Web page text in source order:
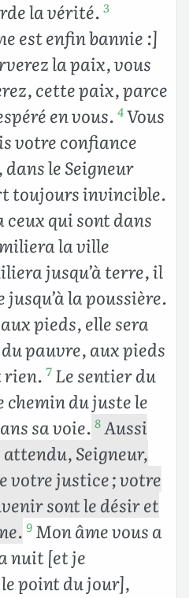
la vérité. 3
est enfin bannie :]
la paix, vous
cette paix, parce
en vous. 4Vous
votre confiance
dans le Seigneur
toujours invincible.
qui sont dans
la ville
jusqu’à terre, il
la poussière.
pieds, elle sera
pauvre, aux pieds
rien. 7Le sentier du
chemin du juste le
sa voie. 8Aussi
Seigneur,
votre justice ; votre
sont le désir et
9Mon âme vous a
nuit [et je
point du jour],